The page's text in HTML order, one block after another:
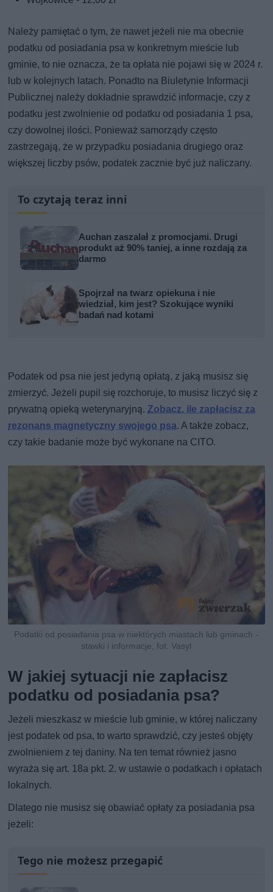
Należy pamiętać o tym, że nawet jeżeli nie ma obecnie
podatku od posiadania psa w konkretnym mieście lub
gminie, to nie oznacza, że ta opłata nie pojawi się w 2024 r.
lub w kolejnych latach. Ponadto na Biuletynie Informacji
Publicznej należy dokładnie sprawdzić informacje, czy z
podatku jest zwolnienie od podatku od posiadania 1 psa,
czy dowolnej ilości. Ponieważ samorządy często
zastrzegają, że w przypadku posiadania drugiego oraz
większej liczby psów, podatek zacznie być już naliczany.
To czytają teraz inni
Auchan zaszalał z promocjami. Drugi
produkt aż 90% taniej, a inne rozdają za
darmo
Spojrzał na twarz opiekuna i nie
wiedział, kim jest? Szokujące wyniki
badań nad kotami
Podatek od psa nie jest jedyną opłatą, z jaką musisz się
zmierzyć. Jeżeli pupil się rozchoruje, to musisz liczyć się z
prywatną opieką weterynaryjną.Zobacz, ile zapłacisz za
rezonans magnetyczny swojego psa. A także zobacz,
czy takie badanie może być wykonane na CITO.
Podatki od posiadania psa w niektórych miastach lub gminach -
stawki i informacje, fot. Vasyl
W jakiej sytuacji nie zapłacisz
podatku od posiadania psa?
Jeżeli mieszkasz w mieście lub gminie, w której naliczany
jest podatek od psa, to warto sprawdzić, czy jesteś objęty
zwolnieniem z tej daniny. Na ten temat również jasno
wyraża się art. 18a pkt. 2. w ustawie o podatkach i opłatach
lokalnych.
Dlatego nie musisz się obawiać opłaty za posiadania psa
jeżeli:
Tego nie możesz przegapić